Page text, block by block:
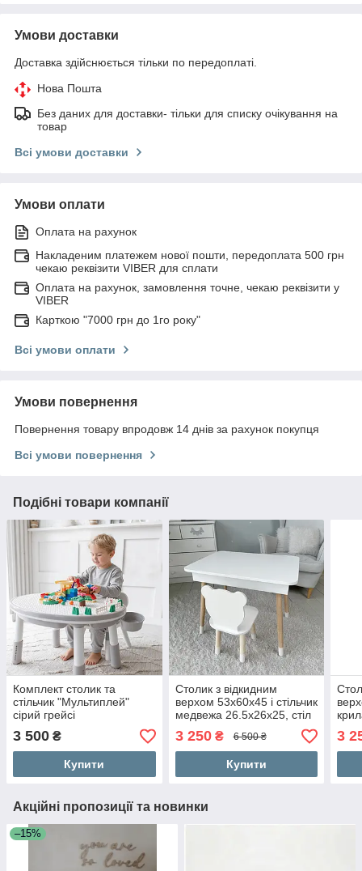
Умови доставки
Доставка здійснюється тільки по передоплаті.
Нова Пошта
Без даних для доставки- тільки для списку очікування на
товар
Всі умови доставки
Умови оплати
Оплата на рахунок
Накладеним платежем нової пошти, передоплата 500 грн
чекаю реквізити VIBER для сплати
Оплата на рахунок, замовлення точне, чекаю реквізити у
VIBER
Карткою "7000 грн до 1го року"
Всі умови оплати
Умови повернення
Повернення товару впродовж 14 днів за рахунок покупця
Всі умови повернення
Подібні товари компанії
Комплект столик та
стільчик "Мультиплей"
сірий грейсі
3 500 ₴
Купити
Столик з відкидним
верхом 53х60х45 і стільчик
медвежа 26.5х26х25, стіл
та стілець для злопчика
від 1 року, білий
3 250₴ 6 500 ₴
Купити
для
з
3
Акційні пропозиції та новинки
–15%